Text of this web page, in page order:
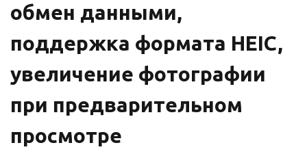
обмен данными,
поддержка формата HEIC,
увеличение фотографии
при предварительном
просмотре